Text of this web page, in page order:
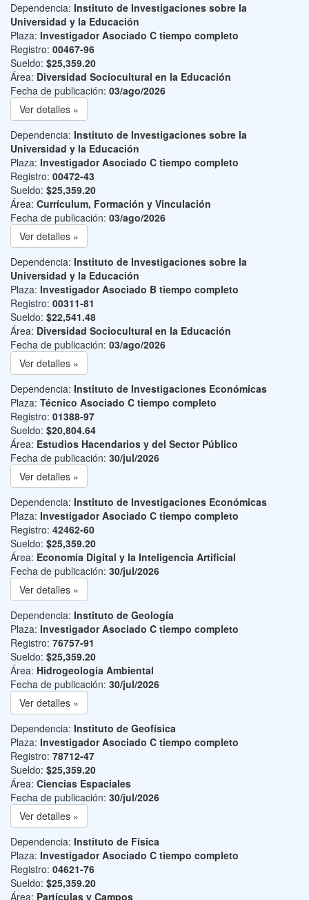
Dependencia: Instituto de Investigaciones sobre la
Universidad y la Educación
Plaza: Investigador Asociado C tiempo completo
Registro: 00467-96
Sueldo: $25,359.20
Área: Diversidad Sociocultural en la Educación
Fecha de publicación: 03/ago/2026
Ver detalles »
Dependencia: Instituto de Investigaciones sobre la
Universidad y la Educación
Plaza: Investigador Asociado C tiempo completo
Registro: 00472-43
Sueldo: $25,359.20
Área: Currículum, Formación y Vinculación
Fecha de publicación: 03/ago/2026
Ver detalles »
Dependencia: Instituto de Investigaciones sobre la
Universidad y la Educación
Plaza: Investigador Asociado B tiempo completo
Registro: 00311-81
Sueldo: $22,541.48
Área: Diversidad Sociocultural en la Educación
Fecha de publicación: 03/ago/2026
Ver detalles »
Dependencia: Instituto de Investigaciones Económicas
Plaza: Técnico Asociado C tiempo completo
Registro: 01388-97
Sueldo: $20,804.64
Área: Estudios Hacendarios y del Sector Público
Fecha de publicación: 30/jul/2026
Ver detalles »
Dependencia: Instituto de Investigaciones Económicas
Plaza: Investigador Asociado C tiempo completo
Registro: 42462-60
Sueldo: $25,359.20
Área: Economía Digital y la Inteligencia Artificial
Fecha de publicación: 30/jul/2026
Ver detalles »
Dependencia: Instituto de Geología
Plaza: Investigador Asociado C tiempo completo
Registro: 76757-91
Sueldo: $25,359.20
Área: Hidrogeología Ambiental
Fecha de publicación: 30/jul/2026
Ver detalles »
Dependencia: Instituto de Geofísica
Plaza: Investigador Asociado C tiempo completo
Registro: 78712-47
Sueldo: $25,359.20
Área: Ciencias Espaciales
Fecha de publicación: 30/jul/2026
Ver detalles »
Dependencia: Instituto de Física
Plaza: Investigador Asociado C tiempo completo
Registro: 04621-76
Sueldo: $25,359.20
Área: Partículas y Campos